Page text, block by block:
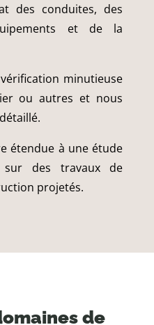
des conduites, des
et de la
minutieuse
ou autres et nous
étendue à une étude
sur des travaux de
projetés.
de